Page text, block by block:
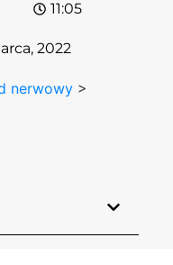
11:05
2022
nerwowy >